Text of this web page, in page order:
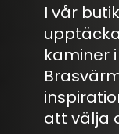
I vår
kaminer
att välja